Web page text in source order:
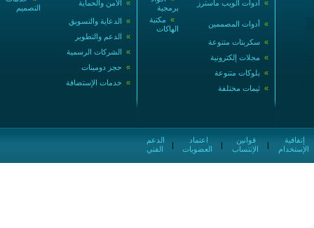
التصميم
» الأمن والحماية
» الدعاية والتسويق
» الدعم والتطوير
» الشركات الرسمية
» حجز دومينات
» خدمات الإستضافة
برمجية
» أدوات الويب ماسترز
» مكتبة
الهاكات
» أدوات المصممين
» سكربتات متنوعة
» مجلات إلكترونية
» بلوكات متنوعة
» ثيمات مختلفة
الفني
|
العضويات
|
الإنتساب
|
الإستخدام